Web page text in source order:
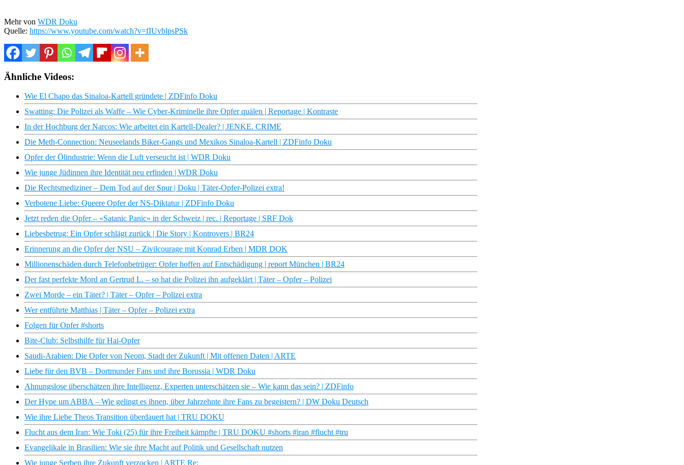
Mehr von WDR Doku
Quelle: https://www.youtube.com/watch?v=fIUvblpsPSk
Ähnliche Videos:
Wie El Chapo das Sinaloa-Kartell gründete | ZDFinfo Doku
Swatting: Die Polizei als Waffe – Wie Cyber-Kriminelle ihre Opfer quälen | Reportage | Kontraste
In der Hochburg der Narcos: Wie arbeitet ein Kartell-Dealer? | JENKE. CRIME
Die Meth-Connection: Neuseelands Biker-Gangs und Mexikos Sinaloa-Kartell | ZDFinfo Doku
Opfer der Ölindustrie: Wenn die Luft verseucht ist | WDR Doku
Wie junge Jüdinnen ihre Identität neu erfinden | WDR Doku
Die Rechtsmediziner – Dem Tod auf der Spur | Doku | Täter-Opfer-Polizei extra!
Verbotene Liebe: Queere Opfer der NS-Diktatur | ZDFinfo Doku
Jetzt reden die Opfer – «Satanic Panic» in der Schweiz | rec. | Reportage | SRF Dok
Liebesbetrug: Ein Opfer schlägt zurück | Die Story | Kontrovers | BR24
Erinnerung an die Opfer der NSU – Zivilcourage mit Konrad Erben | MDR DOK
Millionenschäden durch Telefonbetrüger: Opfer hoffen auf Entschädigung | report München | BR24
Der fast perfekte Mord an Gertrud L. – so hat die Polizei ihn aufgeklärt | Täter – Opfer – Polizei
Zwei Morde – ein Täter? | Täter – Opfer – Polizei extra
Wer entführte Matthias | Täter – Opfer – Polizei extra
Folgen für Opfer #shorts
Bite-Club: Selbsthilfe für Hai-Opfer
Saudi-Arabien: Die Opfer von Neom, Stadt der Zukunft | Mit offenen Daten | ARTE
Liebe für den BVB – Dortmunder Fans und ihre Borussia | WDR Doku
Ahnungslose überschätzen ihre Intelligenz, Experten unterschätzen sie – Wie kann das sein? | ZDFinfo
Der Hype um ABBA – Wie gelingt es ihnen, über Jahrzehnte ihre Fans zu begeistern? | DW Doku Deutsch
Wie ihre Liebe Theos Transition überdauert hat | TRU DOKU
Flucht aus dem Iran: Wie Toki (25) für ihre Freiheit kämpfte | TRU DOKU #shorts #iran #flucht #tru
Evangelikale in Brasilien: Wie sie ihre Macht auf Politik und Gesellschaft nutzen
Wie junge Serben ihre Zukunft verzocken | ARTE Re: